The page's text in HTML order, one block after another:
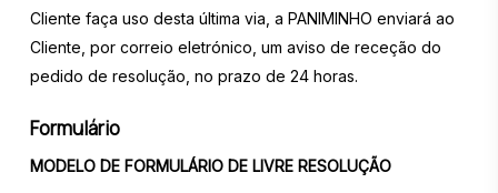
Cliente faça uso desta última via, a PANIMINHO enviará ao
Cliente, por correio eletrónico, um aviso de receção do
pedido de resolução, no prazo de 24 horas.
Formulário
MODELO DE FORMULÁRIO DE LIVRE RESOLUÇÃO